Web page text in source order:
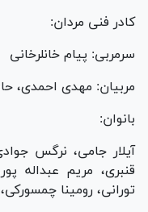
کادر فنی مردان:
سرمربی: پیام خانلرخانی
مربیان: مهدی احمدی،
بانوان:
آیلار جامی، نرگس
قنبری، مریم عبداله
تورانی، رومینا